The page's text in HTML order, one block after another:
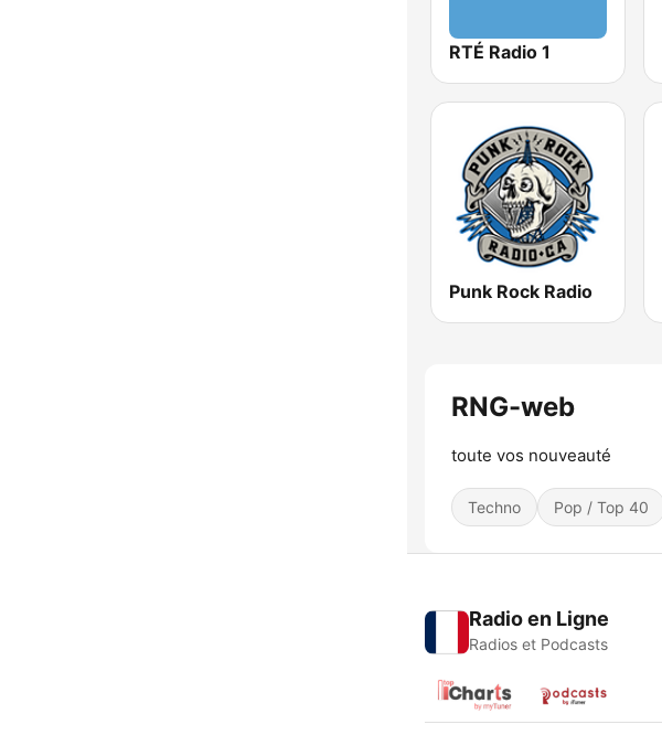
RTÉ Radio 1
Punk Rock Radio
RNG-web
toute vos nouveauté
Techno Pop / Top 40
Radio en Ligne
Radios et Podcasts